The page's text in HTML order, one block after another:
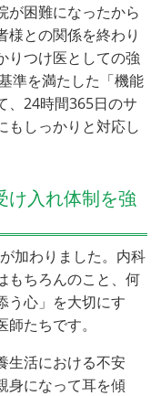
が困難になったから
様との関係を終わり
りつけ医としての強
準を満たした「機能
、24時間365日のサ
もしっかりと対応し
け入れ体制を強
加わりました。内科
もちろんのこと、何
う心」を大切にす
たちです。
生活における不安
身になって耳を傾